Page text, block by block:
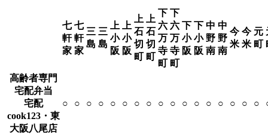
七
軒
家
七
軒
家
三
島
三
島
上
小
阪
上
小
阪
上
石
切
町
上
石
切
町
下
六
万
寺
町
下
六
万
寺
町
下
小
阪
下
小
阪
中
野
南
中
野
南
今
米
今
米
元
町
高齢者専門
宅配弁当
宅配
cook123・東
大阪八尾店
○ ○ ○ ○ ○ ○ ○ ○ ○ ○ ○ ○ ○ ○ ○ ○ ○